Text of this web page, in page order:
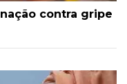
contra gripe